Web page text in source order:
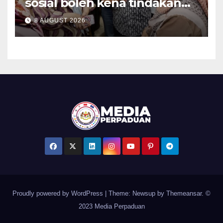
sosial boleh kena tindakan
mahkamah jika abaikan kod
perlindungan kanak-kanak,
mitigasi risiko – Fahmi
8 AUGUST 2026
Proudly powered by WordPress Theme: Newsup by Themeansar. ©
2023 Media Perpaduan